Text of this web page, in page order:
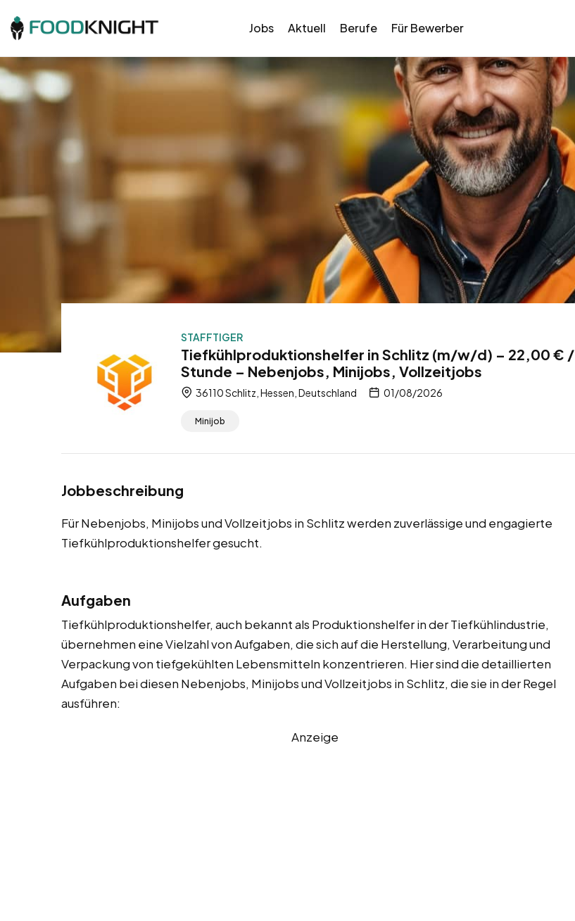
Jobs Aktuell Berufe Für Bewerber
STAFFTIGER
Tiefkühlproduktionshelfer in Schlitz (m/w/d) – 22,00 € /
Stunde – Nebenjobs, Minijobs, Vollzeitjobs
36110 Schlitz, Hessen, Deutschland 01/08/2026
Minijob
Jobbeschreibung
Für Nebenjobs, Minijobs und Vollzeitjobs in Schlitz werden zuverlässige und engagierte
Tiefkühlproduktionshelfer gesucht.
Aufgaben
Tiefkühlproduktionshelfer, auch bekannt als Produktionshelfer in der Tiefkühlindustrie,
übernehmen eine Vielzahl von Aufgaben, die sich auf die Herstellung, Verarbeitung und
Verpackung von tiefgekühlten Lebensmitteln konzentrieren. Hier sind die detaillierten
Aufgaben bei diesen Nebenjobs, Minijobs und Vollzeitjobs in Schlitz, die sie in der Regel
ausführen:
Anzeige